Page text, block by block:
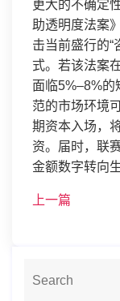
更大的不确定
助透明度法案
击当前盛行的“
式。若该法案
面临5%–8%的
范的市场环境
期资本入场，
资。届时，联
金额数字转向
上一篇